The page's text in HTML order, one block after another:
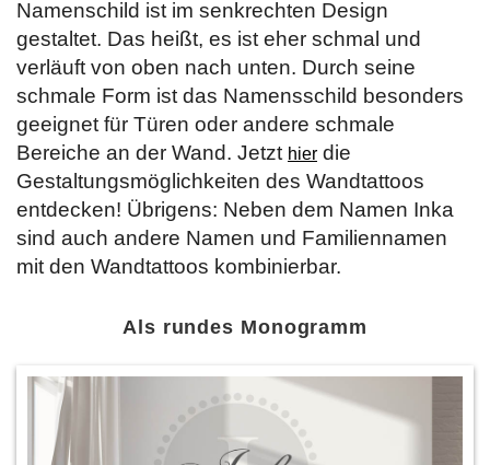
Namenschild ist im senkrechten Design
gestaltet. Das heißt, es ist eher schmal und
verläuft von oben nach unten. Durch seine
schmale Form ist das Namensschild besonders
geeignet für Türen oder andere schmale
Bereiche an der Wand. Jetzt hier die
Gestaltungsmöglichkeiten des Wandtattoos
entdecken! Übrigens: Neben dem Namen Inka
sind auch andere Namen und Familiennamen
mit den Wandtattoos kombinierbar.
Als rundes Monogramm